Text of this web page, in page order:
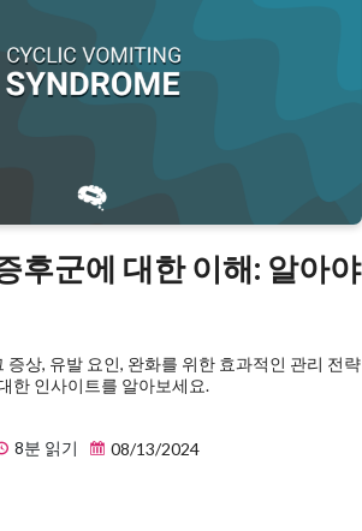
후군에 대한 이해: 알아야
증상, 유발 요인, 완화를 위한 효과적인 관리 전략
한 인사이트를 알아보세요.
8분 읽기 08/13/2024